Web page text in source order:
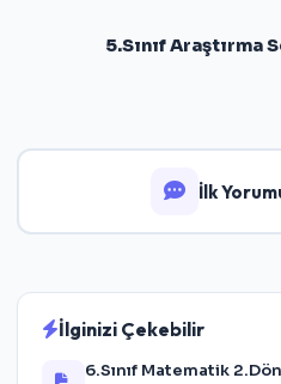
5.Sınıf Araştırma
İlk
İlginizi Çekebilir
6.Sınıf Matematik